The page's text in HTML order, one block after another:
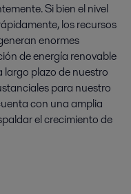
Si bien el nivel
los recursos
enormes
de energía renovable
plazo de nuestro
para nuestro
con una amplia
el crecimiento de